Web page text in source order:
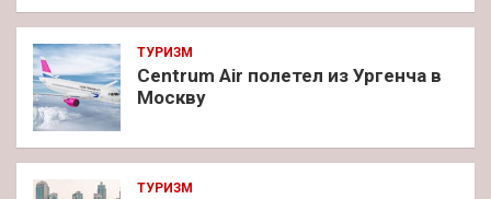
ТУРИЗМ
Centrum Air полетел из Ургенча в
Москву
ТУРИЗМ